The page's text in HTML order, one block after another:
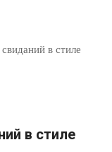
в стиле
в стиле